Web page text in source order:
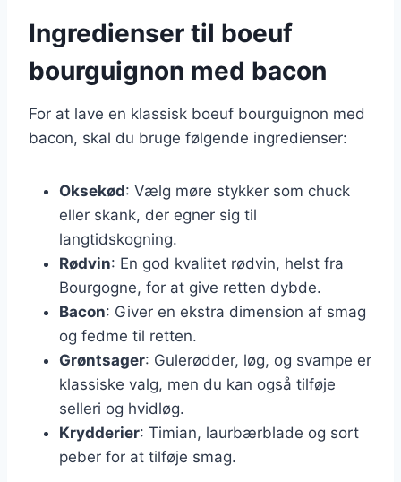
Ingredienser til boeuf
bourguignon med bacon
For at lave en klassisk boeuf bourguignon med
bacon, skal du bruge følgende ingredienser:
Oksekød: Vælg møre stykker som chuck
eller skank, der egner sig til
langtidskogning.
Rødvin: En god kvalitet rødvin, helst fra
Bourgogne, for at give retten dybde.
Bacon: Giver en ekstra dimension af smag
og fedme til retten.
Grøntsager: Gulerødder, løg, og svampe er
klassiske valg, men du kan også tilføje
selleri og hvidløg.
Krydderier: Timian, laurbærblade og sort
peber for at tilføje smag.